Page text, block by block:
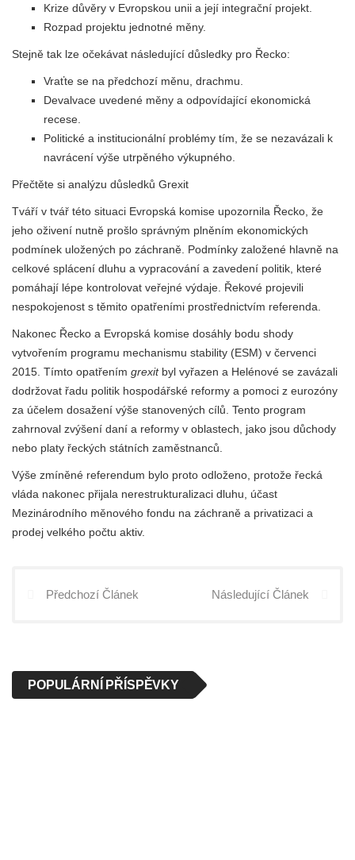
Krize důvěry v Evropskou unii a její integrační projekt.
Rozpad projektu jednotné měny.
Stejně tak lze očekávat následující důsledky pro Řecko:
Vraťte se na předchozí měnu, drachmu.
Devalvace uvedené měny a odpovídající ekonomická
recese.
Politické a institucionální problémy tím, že se nezavázali k
navrácení výše utrpěného výkupného.
Přečtěte si analýzu důsledků Grexit
Tváří v tvář této situaci Evropská komise upozornila Řecko, že
jeho oživení nutně prošlo správným plněním ekonomických
podmínek uložených po záchraně. Podmínky založené hlavně na
celkové splácení dluhu a vypracování a zavedení politik, které
pomáhají lépe kontrolovat veřejné výdaje. Řekové projevili
nespokojenost s těmito opatřeními prostřednictvím referenda.
Nakonec Řecko a Evropská komise dosáhly bodu shody
vytvořením programu mechanismu stability (ESM) v červenci
2015. Tímto opatřením grexitbyl vyřazen a Helénové se zavázali
dodržovat řadu politik hospodářské reformy a pomoci z eurozóny
za účelem dosažení výše stanovených cílů. Tento program
zahrnoval zvýšení daní a reformy v oblastech, jako jsou důchody
nebo platy řeckých státních zaměstnanců.
Výše zmíněné referendum bylo proto odloženo, protože řecká
vláda nakonec přijala nerestrukturalizaci dluhu, účast
Mezinárodního měnového fondu na záchraně a privatizaci a
prodej velkého počtu aktiv.
Předchozí Článek Následující Článek
POPULÁRNÍ PŘÍSPĚVKY